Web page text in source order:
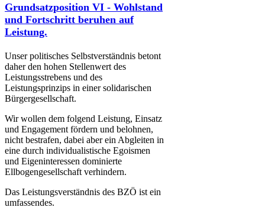
Grundsatzposition VI - Wohlstand
und Fortschritt beruhen auf
Leistung.
Unser politisches Selbstverständnis betont
daher den hohen Stellenwert des
Leistungsstrebens und des
Leistungsprinzips in einer solidarischen
Bürgergesellschaft.
Wir wollen dem folgend Leistung, Einsatz
und Engagement fördern und belohnen,
nicht bestrafen, dabei aber ein Abgleiten in
eine durch individualistische Egoismen
und Eigeninteressen dominierte
Ellbogengesellschaft verhindern.
Das Leistungsverständnis des BZÖ ist ein
umfassendes.